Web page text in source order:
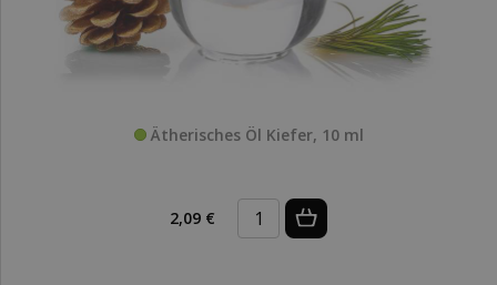
Ätherisches Öl Kiefer, 10 ml
2,09 €